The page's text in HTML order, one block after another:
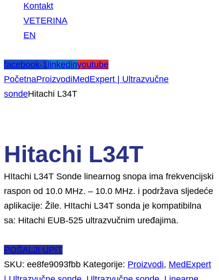
Kontakt
VETERINA
EN
facebook-1 linkedinyoutube
PočetnaProizvodiMedExpert | Ultrazvučne
sondeHitachi L34T
Hitachi L34T
HItachi L34T Sonde linearnog snopa ima frekvencijski
raspon od 10.0 MHz. – 10.0 MHz. i podržava sljedeće
aplikacije: Žile. HItachi L34T sonda je kompatibilna
sa: Hitachi EUB-525 ultrazvučnim uređajima.
POŠALJI UPIT
SKU: ee8fe9093fbb Kategorije: Proizvodi, MedExpert